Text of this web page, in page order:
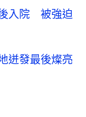
入院 被強迫
迸發最後燦亮